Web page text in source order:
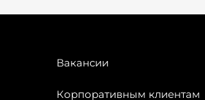
Вакансии
Корпоративным клиентам